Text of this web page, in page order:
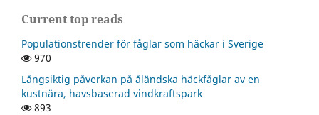
Current top reads
Populationstrender för fåglar som häckar i Sverige
970
Långsiktig påverkan på åländska häckfåglar av en
kustnära, havsbaserad vindkraftspark
893